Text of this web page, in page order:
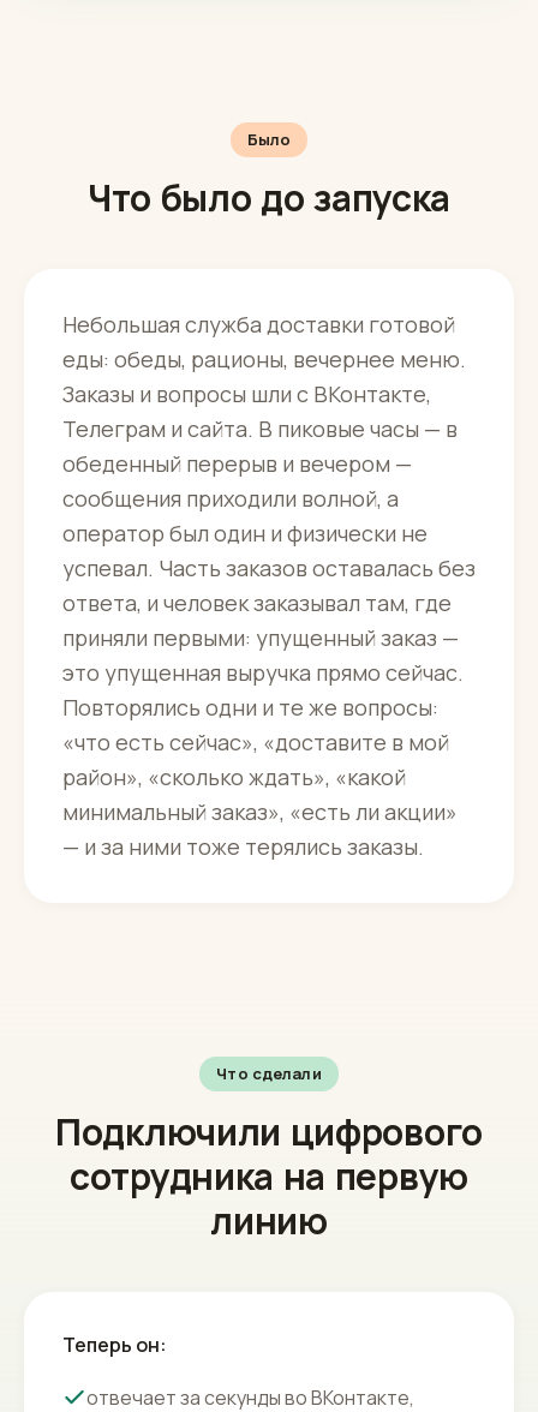
Было
Что было до запуска
Небольшая служба доставки готовой
еды: обеды, рационы, вечернее меню.
Заказы и вопросы шли с ВКонтакте,
Телеграм и сайта. В пиковые часы — в
обеденный перерыв и вечером —
сообщения приходили волной, а
оператор был один и физически не
успевал. Часть заказов оставалась без
ответа, и человек заказывал там, где
приняли первыми: упущенный заказ —
это упущенная выручка прямо сейчас.
Повторялись одни и те же вопросы:
«что есть сейчас», «доставите в мой
район», «сколько ждать», «какой
минимальный заказ», «есть ли акции»
— и за ними тоже терялись заказы.
Что сделали
Подключили цифрового
сотрудника на первую
линию
Теперь он:
отвечает за секунды во ВКонтакте,